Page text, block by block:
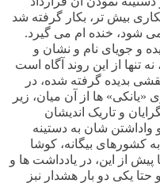
بیش تر، بکار گرفته شد
شود، خنده ام می گیرد.
و جویای نام و نشان و
تنها از این روند آگاه است
بدیده گرفته شده، در
ها از آن میان، زیر
و تاریک اندیشان
شان به دستینه
به کشورهای بیگانه، کوشا
از این، در یادداشت ها و
یکی دو بار هشدار نبز